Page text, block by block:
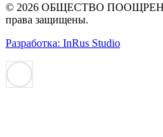
© 2026 ОБЩЕСТВО
права защищены.
Разработка: InRus Studio